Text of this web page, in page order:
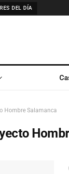
DEL DÍA
Hombre Salamanca